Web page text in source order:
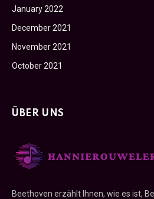
January 2022
December 2021
November 2021
October 2021
ÜBER UNS
Beethoven erzählt Ihnen, wie es ist,